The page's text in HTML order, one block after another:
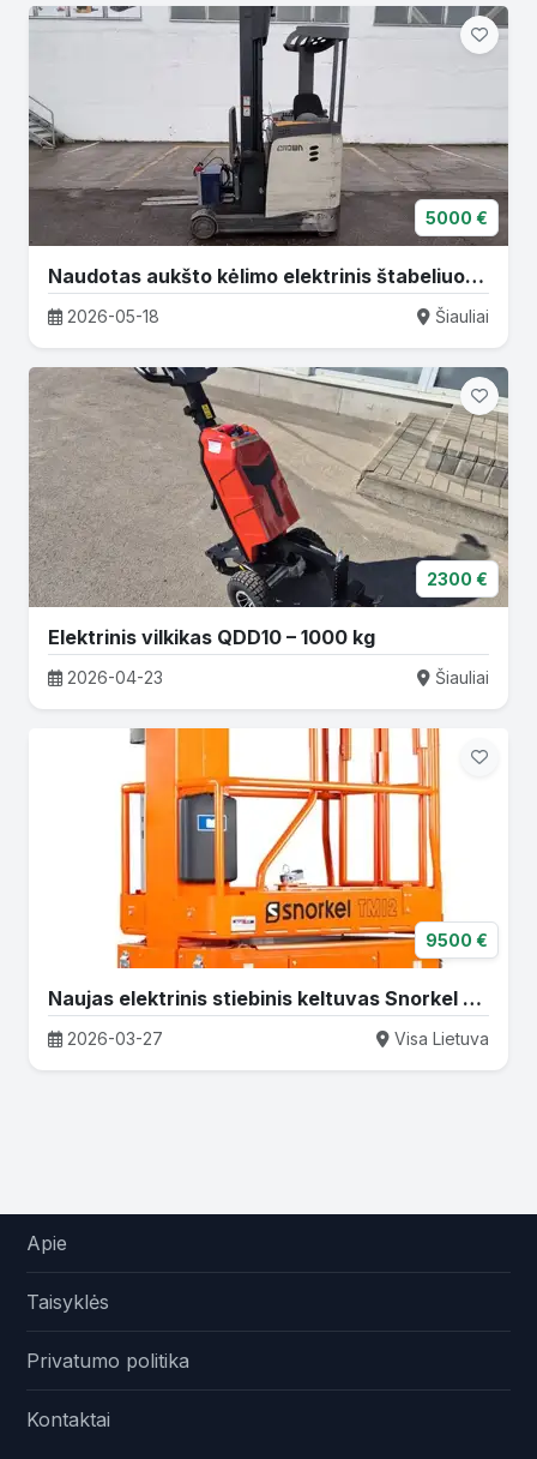
5000 €
Naudotas aukšto kėlimo elektrinis štabeliuotuvas CROWN ESR5260-1.4 | 2
2026-05-18 Šiauliai
2300 €
Elektrinis vilkikas QDD10 – 1000 kg
2026-04-23 Šiauliai
9500 €
Naujas elektrinis stiebinis keltuvas Snorkel TM12
2026-03-27 Visa Lietuva
Apie
Taisyklės
Privatumo politika
Kontaktai